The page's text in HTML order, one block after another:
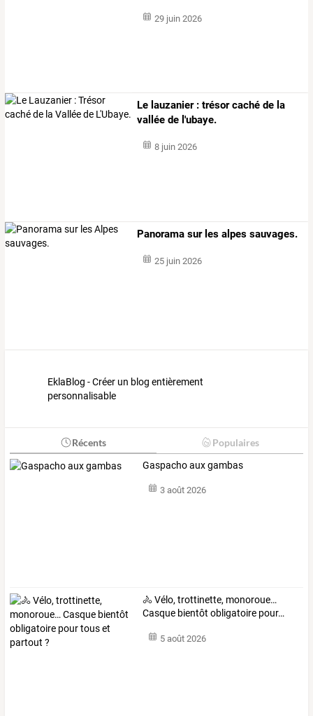
29 juin 2026
Le lauzanier : trésor caché de la
vallée de l'ubaye.
8 juin 2026
Panorama sur les alpes sauvages.
25 juin 2026
EklaBlog - Créer un blog entièrement
personnalisable
Récents Populaires
Gaspacho aux gambas
3 août 2026
🚴Vélo,trottinette, monoroue…
Casque bientôt obligatoire pour…
5 août 2026